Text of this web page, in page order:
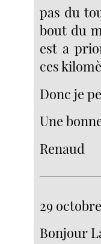
pas du
bout du
est a
ces
Donc je
Une
Renaud
29
Bonjour